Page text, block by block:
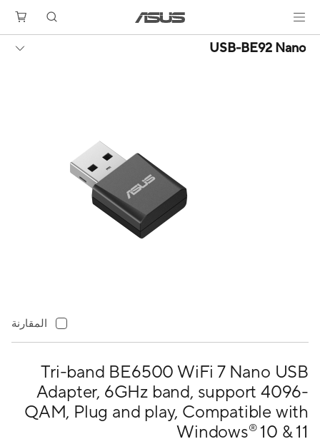
USB-BE92 Nano
Tri-band BE6500 WiFi 7 Nano USB
Adapter, 6GHz band, support 4096-
QAM, Plug and play, Compatible with
Windows®10 & 11
المقارنة